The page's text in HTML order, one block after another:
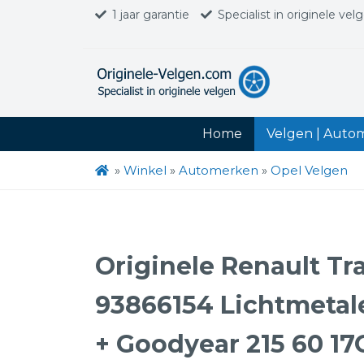
1 jaar garantie Specialist in originele
Home Velgen |
» Winkel » Automerken » Opel Velgen
Originele Renault
93866154
+ Goodyear 215 60